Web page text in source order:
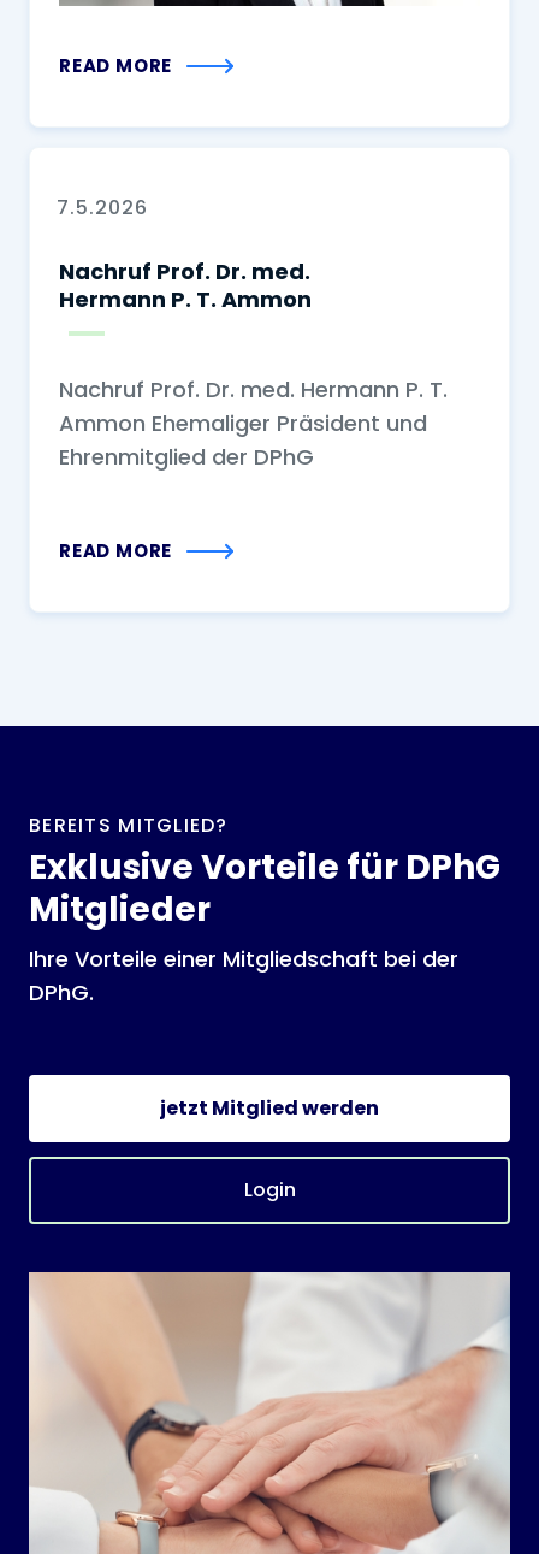
READ MORE
7.5.2026
Nachruf Prof. Dr. med.
Hermann P. T. Ammon
Nachruf Prof. Dr. med. Hermann P. T.
Ammon Ehemaliger Präsident und
Ehrenmitglied der DPhG
READ MORE
BEREITS MITGLIED?
Exklusive Vorteile für DPhG
Mitglieder
Ihre Vorteile einer Mitgliedschaft bei der
DPhG.
jetzt Mitglied werden
Login